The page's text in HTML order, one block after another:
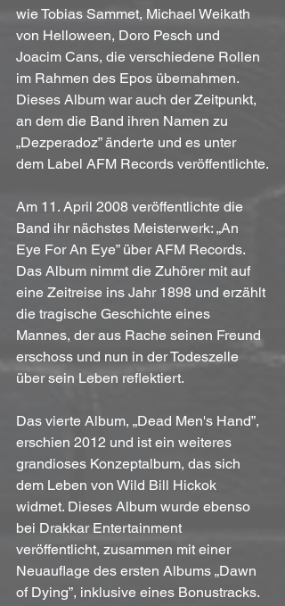
wie Tobias Sammet, Michael Weikath
von Helloween, Doro Pesch und
Joacim Cans, die verschiedene Rollen
im Rahmen des Epos übernahmen.
Dieses Album war auch der Zeitpunkt,
an dem die Band ihren Namen zu
„Dezperadoz” änderte und es unter
dem Label AFM Records veröffentlichte.
Am 11. April 2008 veröffentlichte die
Band ihr nächstes Meisterwerk: „An
Eye For An Eye” über AFM Records.
Das Album nimmt die Zuhörer mit auf
eine Zeitreise ins Jahr 1898 und erzählt
die tragische Geschichte eines
Mannes, der aus Rache seinen Freund
erschoss und nun in der Todeszelle
über sein Leben reflektiert.
Das vierte Album, „Dead Men's Hand”,
erschien 2012 und ist ein weiteres
grandioses Konzeptalbum, das sich
dem Leben von Wild Bill Hickok
widmet. Dieses Album wurde ebenso
bei Drakkar Entertainment
veröffentlicht, zusammen mit einer
Neuauflage des ersten Albums „Dawn
of Dying”, inklusive eines Bonustracks.